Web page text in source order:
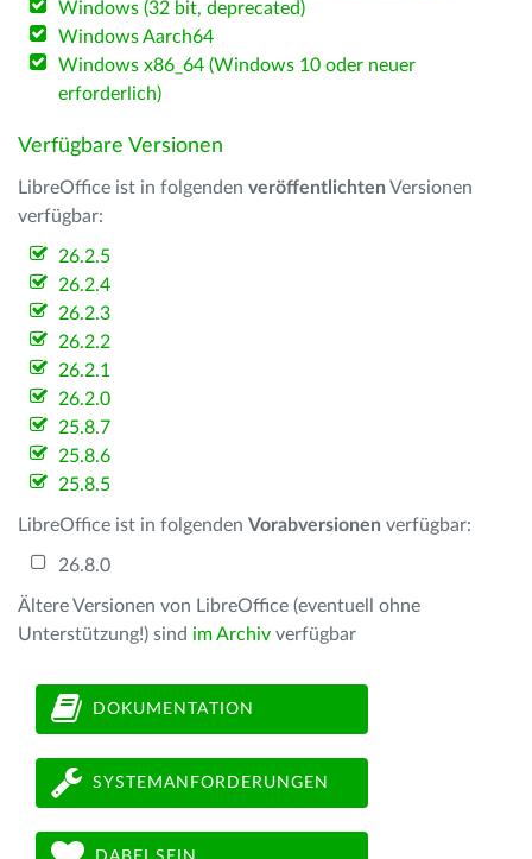
Windows (32 bit, deprecated)
Windows Aarch64
Windows x86_64 (Windows 10 oder neuer
erforderlich)
Verfügbare Versionen
LibreOffice ist in folgenden veröffentlichten Versionen
verfügbar:
26.2.5
26.2.4
26.2.3
26.2.2
26.2.1
26.2.0
25.8.7
25.8.6
25.8.5
LibreOffice ist in folgenden Vorabversionen verfügbar:
26.8.0
Ältere Versionen von LibreOffice (eventuell ohne
Unterstützung!) sind im Archiv verfügbar
DOKUMENTATION
SYSTEMANFORDERUNGEN